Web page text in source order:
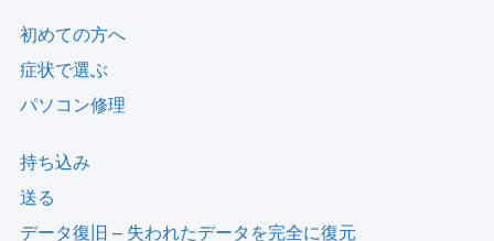
初めての方へ
症状で選ぶ
パソコン修理
持ち込み
送る
データ復旧 – 失われたデータを完全に復元